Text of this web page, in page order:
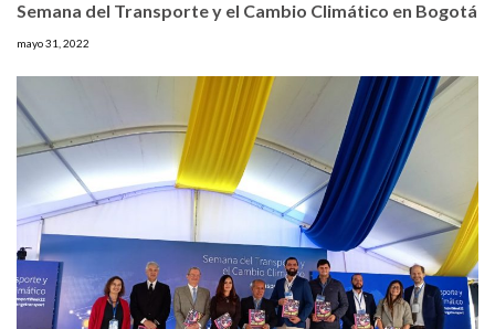
Semana del Transporte y el Cambio Climático en Bogotá
mayo 31, 2022